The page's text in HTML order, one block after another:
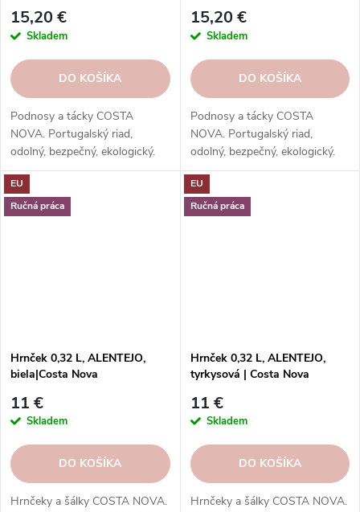
15,20 €
Skladem
DO KOŠÍKA
Podnosy a tácky COSTA
NOVA. Portugalský riad,
odolný, bezpečný, ekologický.
Na servírovanie jedál, nápojov,
dezertov.
15,20 €
Skladem
DO KOŠÍKA
Podnosy a tácky COSTA
NOVA. Portugalský riad,
odolný, bezpečný, ekologický.
Na servírovanie jedál, nápojov,
dezertov.
EU
Ručná práca
Hrnček 0,32 L, ALENTEJO,
biela|Costa Nova
11 €
Skladem
DO KOŠÍKA
Hrnčeky a šálky COSTA NOVA.
EU
Ručná práca
Hrnček 0,32 L, ALENTEJO,
tyrkysová | Costa Nova
11 €
Skladem
DO KOŠÍKA
Hrnčeky a šálky COSTA NOVA.